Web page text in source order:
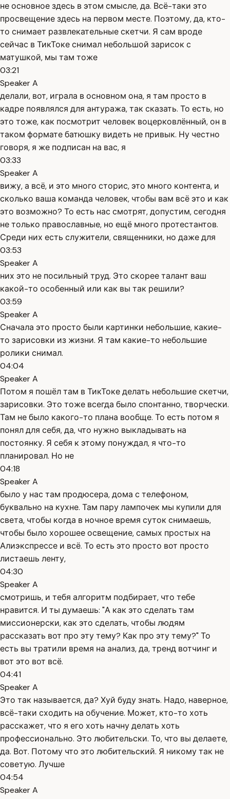
не основное здесь в этом смысле, да. Всё-таки это
просвещение здесь на первом месте. Поэтому, да, кто-
то снимает развлекательные скетчи. Я сам вроде
сейчас в ТикТоке снимал небольшой зарисок с
матушкой, мы там тоже
03:21
Speaker A
делали, вот, играла в основном она, я там просто в
кадре появлялся для антуража, так сказать. То есть, но
это тоже, как посмотрит человек воцерковлённый, он в
таком формате батюшку видеть не привык. Ну честно
говоря, я же подписан на вас, я
03:33
Speaker A
вижу, а всё, и это много сторис, это много контента, и
сколько ваша команда человек, чтобы вам всё это и как
это возможно? То есть нас смотрят, допустим, сегодня
не только православные, но ещё много протестантов.
Среди них есть служители, священники, но даже для
03:53
Speaker A
них это не посильный труд. Это скорее талант ваш
какой-то особенный или как вы так решили?
03:59
Speaker A
Сначала это просто были картинки небольшие, какие-
то зарисовки из жизни. Я там какие-то небольшие
ролики снимал.
04:04
Speaker A
Потом я пошёл там в ТикТоке делать небольшие скетчи,
зарисовки. Это тоже всегда было спонтанно, творчески.
Там не было какого-то плана вообще. То есть потом я
понял для себя, да, что нужно выкладывать на
постоянку. Я себя к этому понуждал, я что-то
планировал. Но не
04:18
Speaker A
было у нас там продюсера, дома с телефоном,
буквально на кухне. Там пару лампочек мы купили для
света, чтобы когда в ночное время суток снимаешь,
чтобы было хорошее освещение, самых простых на
Алиэкспрессе и всё. То есть это просто вот просто
листаешь ленту,
04:30
Speaker A
смотришь, и тебя алгоритм подбирает, что тебе
нравится. И ты думаешь: "А как это сделать там
миссионерски, как это сделать, чтобы людям
рассказать вот про эту тему? Как про эту тему?" То
есть вы тратили время на анализ, да, тренд вотчинг и
вот это вот всё.
04:41
Speaker A
Это так называется, да? Хуй буду знать. Надо, наверное,
всё-таки сходить на обучение. Может, кто-то хоть
расскажет, что я его хоть начну делать хоть
профессионально. Это любительски. То, что вы делаете,
да. Вот. Потому что это любительский. Я никому так не
советую. Лучше
04:54
Speaker A